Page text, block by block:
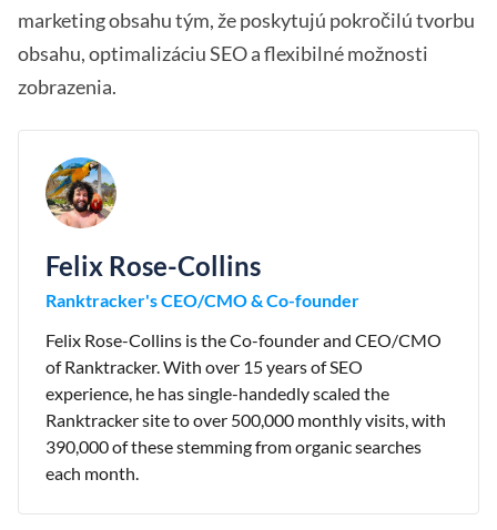
marketing obsahu tým, že poskytujú pokročilú tvorbu
obsahu, optimalizáciu SEO a flexibilné možnosti
zobrazenia.
Felix Rose-Collins
Ranktracker's CEO/CMO & Co-founder
Felix Rose-Collins is the Co-founder and CEO/CMO
of Ranktracker. With over 15 years of SEO
experience, he has single-handedly scaled the
Ranktracker site to over 500,000 monthly visits, with
390,000 of these stemming from organic searches
each month.